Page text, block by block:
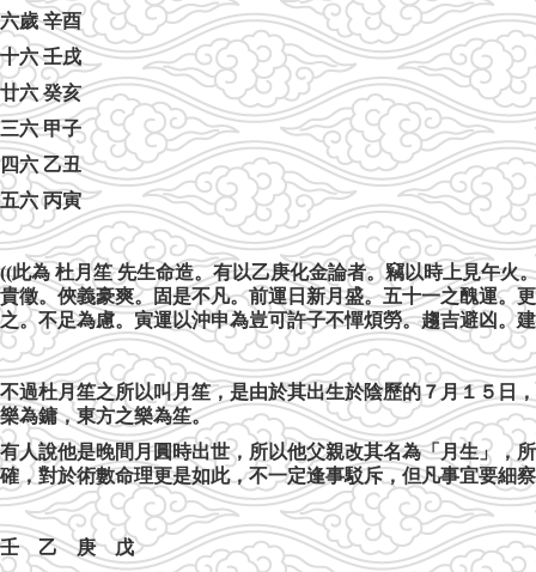
六歲 辛酉
十六 壬戌
廿六 癸亥
三六 甲子
四六 乙丑
五六 丙寅
((此為 杜月笙 先生命造。有以乙庚化金論者。竊以時上見午火
貴徵。俠義豪爽。固是不凡。前運日新月盛。五十一之醜運。
之。不足為慮。寅運以沖申為豈可許子不憚煩勞。趨吉避凶。
不過杜月笙之所以叫月笙，是由於其出生於陰歷的７月１５日
樂為鏞，東方之樂為笙。
有人說他是晚間月圓時出世，所以他父親改其名為「月生」，
確，對於術數命理更是如此，不一定逢事駁斥，但凡事宜要細
壬 乙 庚 戊